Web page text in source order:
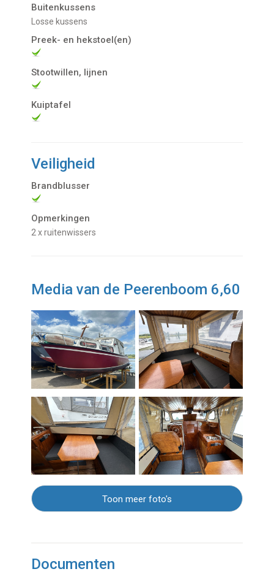
Buitenkussens
losse kussens
Preek- en hekstoel(en)
Stootwillen, lijnen
Kuiptafel
Veiligheid
Brandblusser
Opmerkingen
2 x ruitenwissers
Media van de Peerenboom 6,60
Toon meer foto's
Documenten